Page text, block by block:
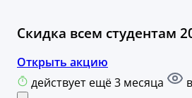
Скидка всем студентам
Открыть акцию
действует ещё 3 месяца